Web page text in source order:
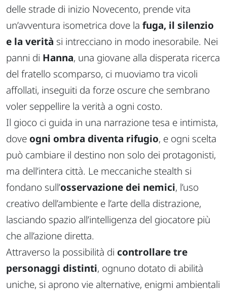
delle strade di inizio Novecento, prende vita
un’avventura isometrica dove la fuga, il silenzio
e la verità si intrecciano in modo inesorabile. Nei
panni di Hanna, una giovane alla disperata ricerca
del fratello scomparso, ci muoviamo tra vicoli
affollati, inseguiti da forze oscure che sembrano
voler seppellire la verità a ogni costo.
Il gioco ci guida in una narrazione tesa e intimista,
dove ogni ombra diventa rifugio, e ogni scelta
può cambiare il destino non solo dei protagonisti,
ma dell’intera città. Le meccaniche stealth si
fondano sull’osservazione dei nemici, l’uso
creativo dell’ambiente e l’arte della distrazione,
lasciando spazio all’intelligenza del giocatore più
che all’azione diretta.
Attraverso la possibilità di controllare tre
personaggi distinti, ognuno dotato di abilità
uniche, si aprono vie alternative, enigmi ambientali